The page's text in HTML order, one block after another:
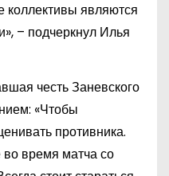
коллективы являются
– подчеркнул Илья
честь Заневского
«Чтобы
противника.
во время матча со